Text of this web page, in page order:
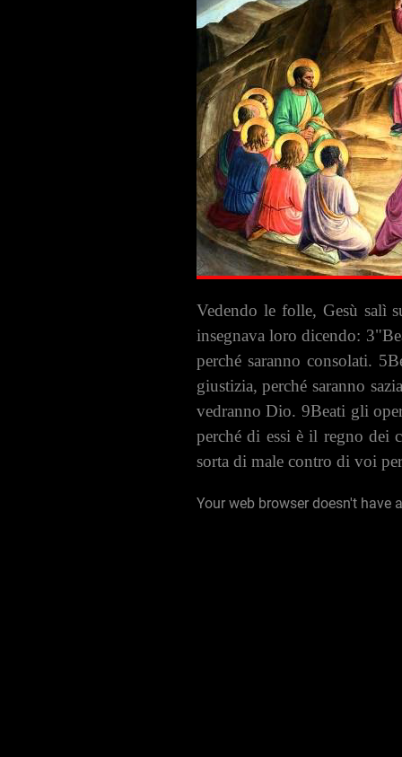
Vedendo le folle, Gesù salì
insegnava loro dicendo:
perché saranno consolati.
giustizia, perché saranno
vedranno Dio. 9Beati gli
perché di essi è il regno dei
sorta di male contro di voi
Your web browser doesn't have